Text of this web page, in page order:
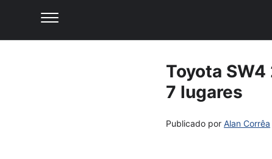
Toyota
7 lugares
Publicado por Alan Corrêa